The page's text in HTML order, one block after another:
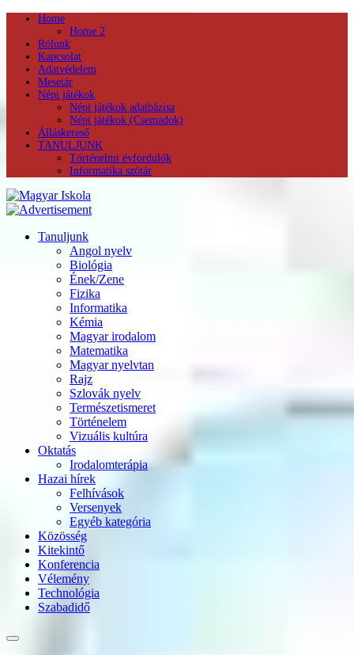
Home
Home 2
Rólunk
Kapcsolat
Adatvédelem
Mesetár
Népi játékok
Népi játékok adatbázisa
Népi játékok (Csemadok)
Álláskereső
TANULJUNK
Történelmi évfordulók
Informatika szótár
Tanuljunk
Angol nyelv
Biológia
Ének/Zene
Fizika
Informatika
Kémia
Magyar irodalom
Matematika
Magyar nyelvtan
Rajz
Szlovák nyelv
Természetismeret
Történelem
Vizuális kultúra
Oktatás
Irodalomterápia
Hazai hírek
Felhívások
Versenyek
Egyéb kategória
Közösség
Kitekintő
Konferencia
Vélemény
Technológia
Szabadidő